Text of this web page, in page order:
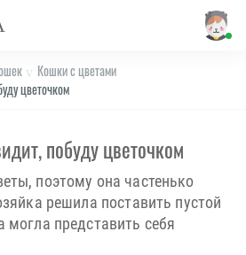
Кошки с цветами
цветочком
побуду цветочком
поэтому она частенько
решила поставить пустой
представить себя